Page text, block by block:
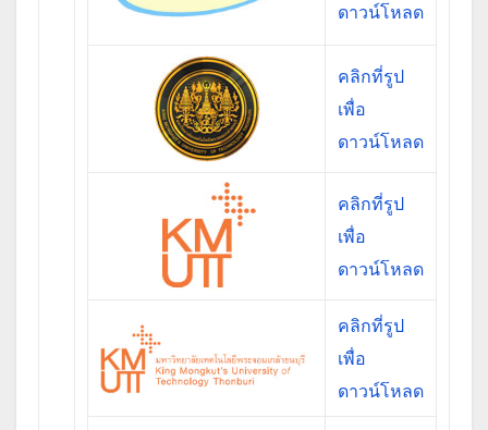
ดาวน์โหลด
คลิกที่รูป
เพื่อ
ดาวน์โหลด
คลิกที่รูป
เพื่อ
ดาวน์โหลด
คลิกที่รูป
เพื่อ
ดาวน์โหลด